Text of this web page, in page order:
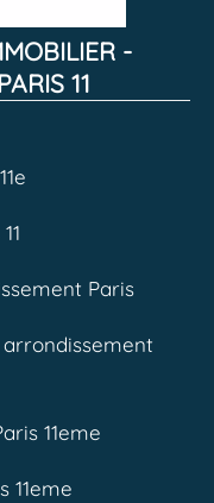
-
11
Paris
11eme
11eme